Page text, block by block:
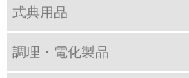
式典用品
調理・電化製品